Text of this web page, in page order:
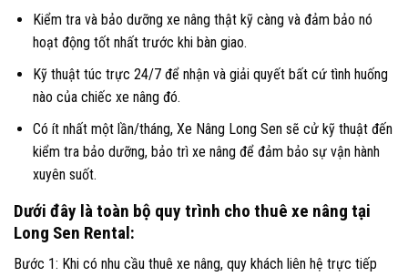
Kiểm tra và bảo dưỡng xe nâng thật kỹ càng và đảm bảo nó
hoạt động tốt nhất trước khi bàn giao.
Kỹ thuật túc trực 24/7 để nhận và giải quyết bất cứ tình huống
nào của chiếc xe nâng đó.
Có ít nhất một lần/tháng, Xe Nâng Long Sen sẽ cử kỹ thuật đến
kiểm tra bảo dưỡng, bảo trì xe nâng để đảm bảo sự vận hành
xuyên suốt.
Dưới đây là toàn bộ quy trình cho thuê xe nâng tại
Long Sen Rental:
Bước 1: Khi có nhu cầu thuê xe nâng, quy khách liên hệ trực tiếp